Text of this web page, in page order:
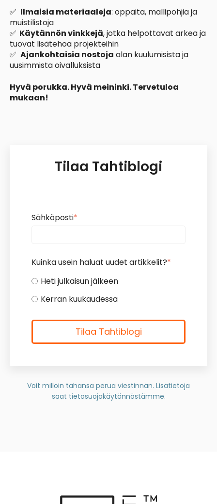
✅ Ilmaisia materiaaleja: oppaita, mallipohjia ja
muistilistoja
✅ Käytännön vinkkejä, jotka helpottavat arkea ja
tuovat lisätehoa projekteihin
✅ Ajankohtaisia nostoja alan kuulumisista ja
uusimmista oivalluksista
Hyvä porukka. Hyvä meininki. Tervetuloa
mukaan!
Tilaa Tahtiblogi
Sähköposti*
Kuinka usein haluat uudet artikkelit?*
Heti julkaisun jälkeen
Kerran kuukaudessa
Voit milloin tahansa perua viestinnän. Lisätietoja
saat tietosuojakäytännöstämme.